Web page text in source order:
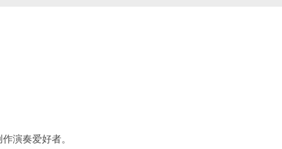
演奏爱好者。